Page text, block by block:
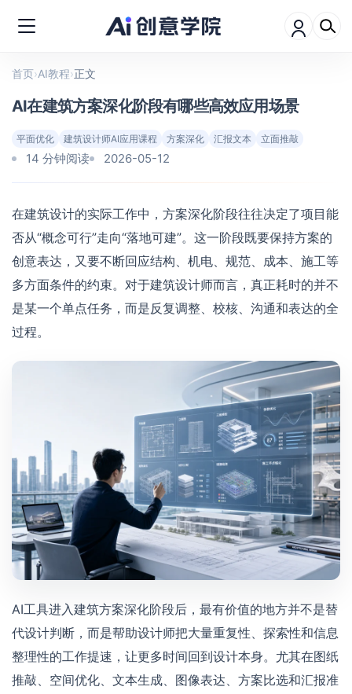
首页›AI教程›正文
AI在建筑方案深化阶段有哪些高效应用场景
平面优化 建筑设计师AI应用课程 方案深化 汇报文本 立面推敲
14 分钟阅读 2026-05-12
在建筑设计的实际工作中，方案深化阶段往往决定了项目能
否从“概念可行”走向“落地可建”。这一阶段既要保持方案的
创意表达，又要不断回应结构、机电、规范、成本、施工等
多方面条件的约束。对于建筑设计师而言，真正耗时的并不
是某一个单点任务，而是反复调整、校核、沟通和表达的全
过程。
AI工具进入建筑方案深化阶段后，最有价值的地方并不是替
代设计判断，而是帮助设计师把大量重复性、探索性和信息
整理性的工作提速，让更多时间回到设计本身。尤其在图纸
推敲、空间优化、文本生成、图像表达、方案比选和汇报准